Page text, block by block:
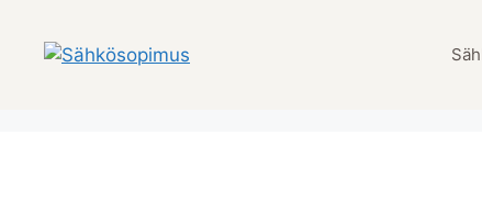
content